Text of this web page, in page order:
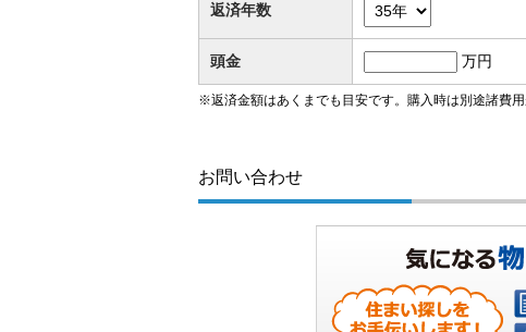
返済年数
頭金 万円
※返済金額はあくまでも目安です。購入時は別途諸費用
お問い合わせ